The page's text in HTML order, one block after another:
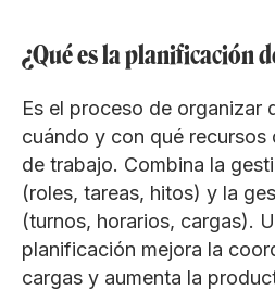
¿Qué es la planificación
Es el proceso de organizar
cuándo y con qué recursos
de trabajo. Combina la
(roles, tareas, hitos) y la
(turnos, horarios, cargas).
planificación mejora la
cargas y aumenta la